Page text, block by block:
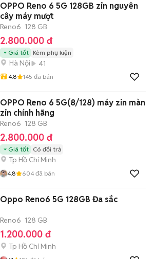
OPPO Reno 6 5G 128GB zin nguyên
cây máy mượt
Reno6 128 GB
2.800.000 đ
Giá tốt Kèm phụ kiện
Hà Nội 41
4.8 145 đã bán
OPPO Reno 6 5G(8/128) máy zin màn
zin chính hãng
Reno6 128 GB
2.800.000 đ
Giá tốt Có đổi trả
Tp Hồ Chí Minh
4.8 604 đã bán
Oppo Reno6 5G 128GB Đa sắc
Reno6 128 GB
1.200.000 đ
Tp Hồ Chí Minh